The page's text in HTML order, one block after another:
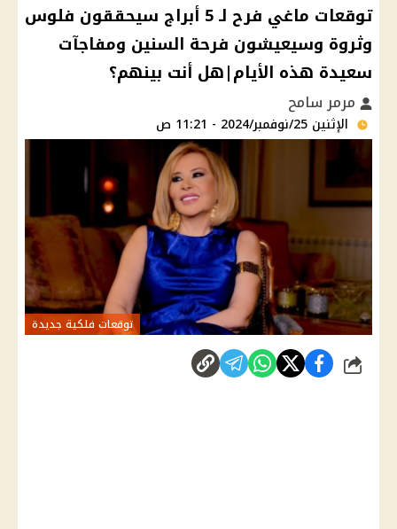
توقعات ماغي فرح لـ 5 أبراج سيحققون فلوس
وثروة وسيعيشون فرحة السنين ومفاجآت
سعيدة هذه الأيام|هل أنت بينهم؟
مرمر سامح
الإثنين 25/نوفمبر/2024 - 11:21 ص
توقعات فلكية جديدة
شارك